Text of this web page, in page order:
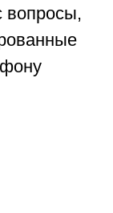
вопросы,